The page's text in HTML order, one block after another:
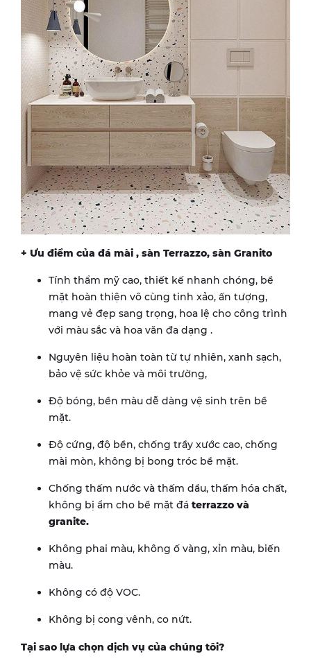
+ Ưu điểm của đá mài , sàn Terrazzo, sàn Granito
Tính thẩm mỹ cao, thiết kế nhanh chóng, bề
mặt hoàn thiện vô cùng tinh xảo, ấn tượng,
mang vẻ đẹp sang trọng, hoa lệ cho công trình
với màu sắc và hoa văn đa dạng .
Nguyên liệu hoàn toàn từ tự nhiên, xanh sạch,
bảo vệ sức khỏe và môi trường,
Độ bóng, bền màu dễ dàng vệ sinh trên bề
mặt.
Độ cứng, độ bền, chống trầy xước cao, chống
mài mòn, không bị bong tróc bề mặt.
Chống thấm nước và thấm dầu, thấm hóa chất,
không bị ẩm cho bề mặt đá terrazzo và
granite.
Không phai màu, không ố vàng, xỉn màu, biến
màu.
Không có độ VOC.
Không bị cong vênh, co nứt.
Tại sao lựa chọn dịch vụ của chúng tôi?